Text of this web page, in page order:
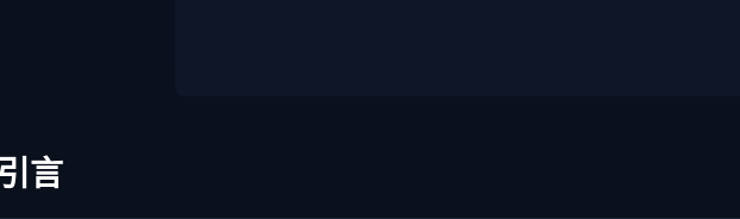
引言